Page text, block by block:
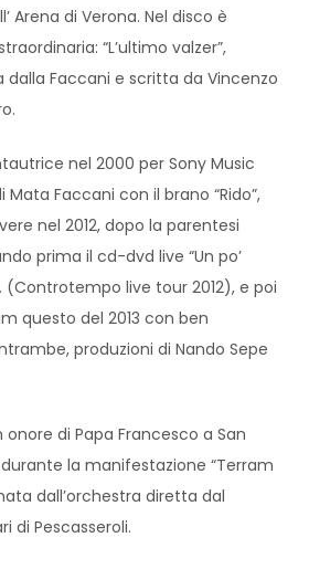
Arena di Verona. Nel disco è
“L’ultimo valzer”,
Faccani e scritta da Vincenzo
nel 2000 per Sony Music
Faccani con il brano “Rido”,
nel 2012, dopo la parentesi
prima il cd-dvd live “Un po’
(Controtempo live tour 2012), e poi
questo del 2013 con ben
produzioni di Nando Sepe
onore di Papa Francesco a San
la manifestazione “Terram
dall’orchestra diretta dal
di Pescasseroli.